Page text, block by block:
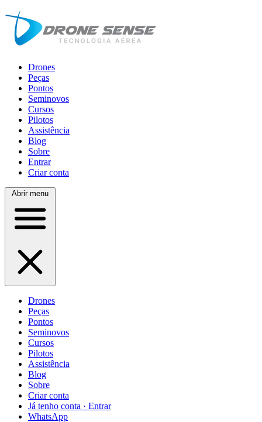
Drones
Peças
Pontos
Seminovos
Cursos
Pilotos
Assistência
Blog
Sobre
Entrar
Criar conta
Abrir menu
Drones
Peças
Pontos
Seminovos
Cursos
Pilotos
Assistência
Blog
Sobre
Criar conta
Já tenho conta · Entrar
WhatsApp